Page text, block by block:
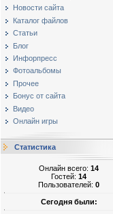
Новости сайта
Каталог файлов
Статьи
Блог
Инфорпресс
Фотоальбомы
Прочее
Бонус от сайта
Видео
Онлайн игры
Статистика
Онлайн всего: 14
Гостей: 14
Пользователей: 0
Сегодня были: